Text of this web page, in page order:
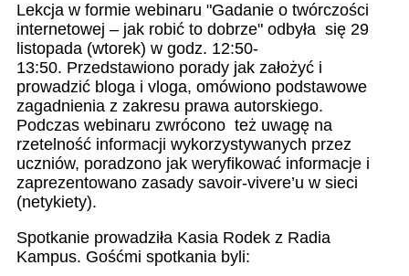
Lekcja w formie webinaru "Gadanie o twórczości
internetowej – jak robić to dobrze" odbyła się 29
listopada (wtorek) w godz. 12:50-
13:50. Przedstawiono porady jak założyć i
prowadzić bloga i vloga, omówiono podstawowe
zagadnienia z zakresu prawa autorskiego.
Podczas webinaru zwrócono też uwagę na
rzetelność informacji wykorzystywanych przez
uczniów, poradzono jak weryfikować informacje i
zaprezentowano zasady savoir-vivere’u w sieci
(netykiety).
Spotkanie prowadziła Kasia Rodek z Radia
Kampus. Gośćmi spotkania byli: